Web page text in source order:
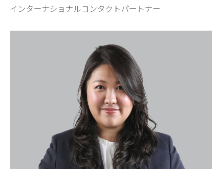
インターナショナルコンタクトパートナー